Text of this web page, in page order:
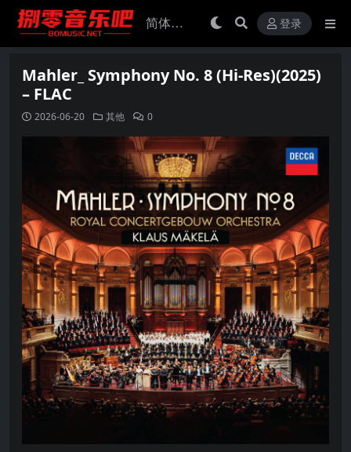
登录
Mahler_ Symphony No. 8 (Hi-Res)(2025)
– FLAC
2026-06-20 其他 0